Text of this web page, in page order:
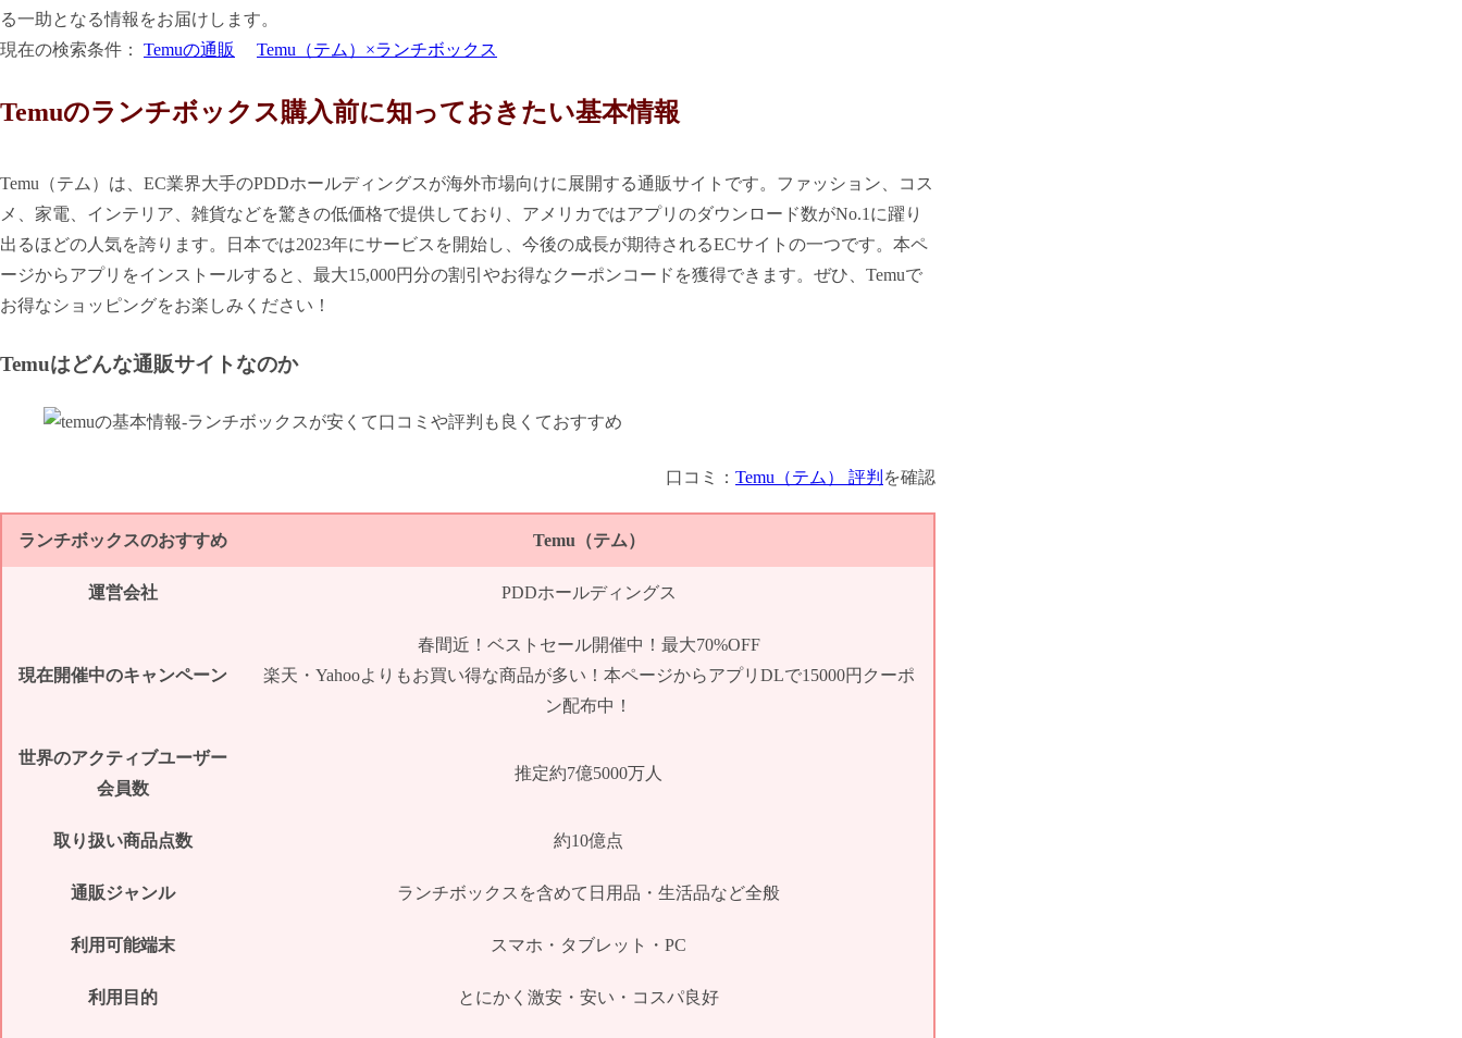
る一助となる情報をお届けします。
現在の検索条件： Temuの通販 Temu（テム）×ランチボックス
Temuのランチボックス購入前に知っておきたい基本情報
Temu（テム）は、EC業界大手のPDDホールディングスが海外市場向けに展開する通販サイトです。ファッション、コス
メ、家電、インテリア、雑貨などを驚きの低価格で提供しており、アメリカではアプリのダウンロード数がNo.1に躍り
出るほどの人気を誇ります。日本では2023年にサービスを開始し、今後の成長が期待されるECサイトの一つです。本ペ
ージからアプリをインストールすると、最大15,000円分の割引やお得なクーポンコードを獲得できます。ぜひ、Temuで
お得なショッピングをお楽しみください！
Temuはどんな通販サイトなのか
口コミ： Temu（テム） 評判 を確認
ランチボックスのおすすめ Temu（テム）
運営会社 PDDホールディングス
現在開催中のキャンペーン
春間近！ベストセール開催中！最大70%OFF
楽天・Yahooよりもお買い得な商品が多い！本ページからアプリDLで15000円クーポ
ン配布中！
世界のアクティブユーザー
会員数
推定約7億5000万人
取り扱い商品点数 約10億点
通販ジャンル ランチボックスを含めて日用品・生活品など全般
利用可能端末 スマホ・タブレット・PC
利用目的 とにかく激安・安い・コスパ良好